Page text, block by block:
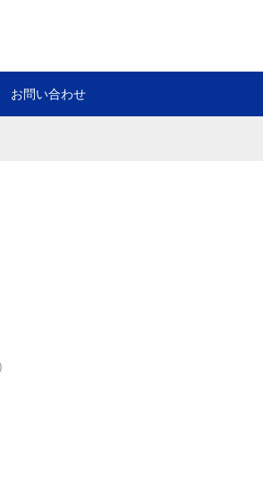
お問い合わせ